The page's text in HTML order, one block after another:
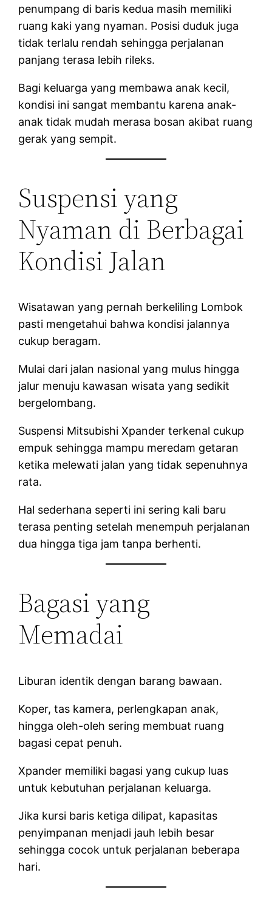
penumpang di baris kedua masih memiliki
ruang kaki yang nyaman. Posisi duduk juga
tidak terlalu rendah sehingga perjalanan
panjang terasa lebih rileks.
Bagi keluarga yang membawa anak kecil,
kondisi ini sangat membantu karena anak-
anak tidak mudah merasa bosan akibat ruang
gerak yang sempit.
Suspensi yang
Nyaman di Berbagai
Kondisi Jalan
Wisatawan yang pernah berkeliling Lombok
pasti mengetahui bahwa kondisi jalannya
cukup beragam.
Mulai dari jalan nasional yang mulus hingga
jalur menuju kawasan wisata yang sedikit
bergelombang.
Suspensi Mitsubishi Xpander terkenal cukup
empuk sehingga mampu meredam getaran
ketika melewati jalan yang tidak sepenuhnya
rata.
Hal sederhana seperti ini sering kali baru
terasa penting setelah menempuh perjalanan
dua hingga tiga jam tanpa berhenti.
Bagasi yang
Memadai
Liburan identik dengan barang bawaan.
Koper, tas kamera, perlengkapan anak,
hingga oleh-oleh sering membuat ruang
bagasi cepat penuh.
Xpander memiliki bagasi yang cukup luas
untuk kebutuhan perjalanan keluarga.
Jika kursi baris ketiga dilipat, kapasitas
penyimpanan menjadi jauh lebih besar
sehingga cocok untuk perjalanan beberapa
hari.